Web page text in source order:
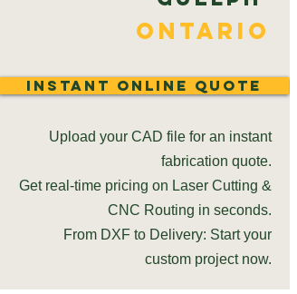
Ontario
Instant Online Quote
Upload your CAD file for an instant
fabrication quote.
Get real-time pricing on Laser Cutting &
CNC Routing in seconds.
From DXF to Delivery: Start your
custom project now.